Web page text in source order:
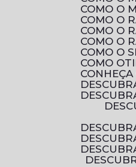
COMO O
COMO O
COMO O
COMO O
COMO O
COMO
DESCUBRA COMO A CÂMERA DE SEGURANÇA FULL HD PODE PROTEGER SEU LAR COM QUALIDADE DE IMAGEM
DESCUBRA O PREÇO DE CERCA ELÉTRICA RESIDENCIAL E COMO ESCOLHER A MELHOR OPÇÃO PARA PROTEGER O SEU